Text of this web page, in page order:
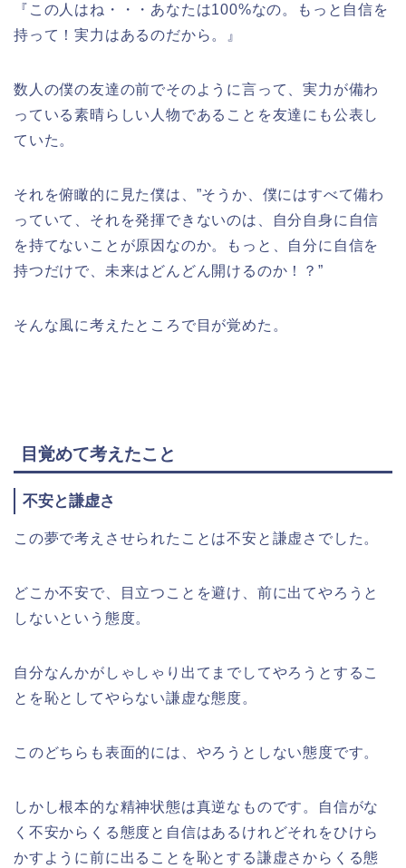
『この人はね・・・あなたは100%なの。もっと自信を
持って！実力はあるのだから。』
数人の僕の友達の前でそのように言って、実力が備わ
っている素晴らしい人物であることを友達にも公表し
ていた。
それを俯瞰的に見た僕は、”そうか、僕にはすべて備わ
っていて、それを発揮できないのは、自分自身に自信
を持てないことが原因なのか。もっと、自分に自信を
持つだけで、未来はどんどん開けるのか！？”
そんな風に考えたところで目が覚めた。
目覚めて考えたこと
不安と謙虚さ
この夢で考えさせられたことは不安と謙虚さでした。
どこか不安で、目立つことを避け、前に出てやろうと
しないという態度。
自分なんかがしゃしゃり出てまでしてやろうとするこ
とを恥としてやらない謙虚な態度。
このどちらも表面的には、やろうとしない態度です。
しかし根本的な精神状態は真逆なものです。自信がな
く不安からくる態度と自信はあるけれどそれをひけら
かすように前に出ることを恥とする謙虚さからくる態